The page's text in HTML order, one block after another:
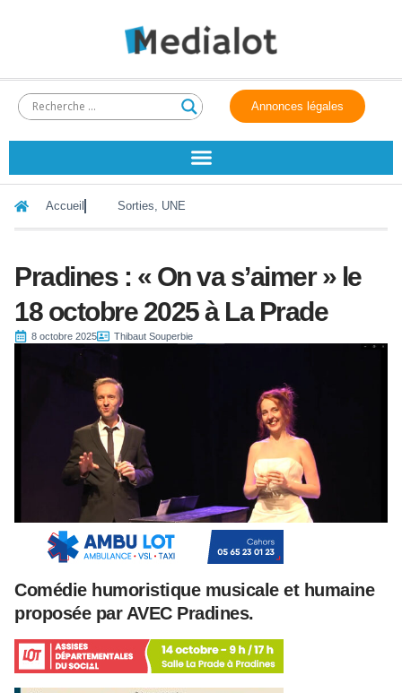
Annonces légales
Accueil Sorties, UNE
Pradines : « On va s’aimer » le
18 octobre 2025 à La Prade
8 octobre 2025 Thibaut Souperbie
Comédie humoristique musicale et humaine
proposée par AVEC Pradines.